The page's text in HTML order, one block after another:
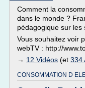
Comment la
dans le monde ?
pédagogique sur les
Vous souhaitez voir
webTV : http://
→ 12 Vidéos (et 334
CONSOMMATION D